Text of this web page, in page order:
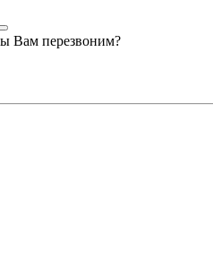
Вам перезвоним?